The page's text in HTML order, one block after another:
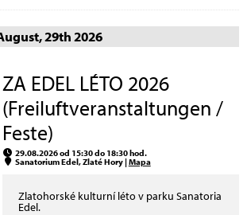
29th 2026
ZA EDEL LÉTO 2026
(Freiluftveranstaltungen /
Feste)
29.08.2026 od 15:30 do 18:30 hod.
Sanatorium Edel, Zlaté Hory |Mapa
Zlatohorské kulturní léto v parku Sanatoria
Edel.